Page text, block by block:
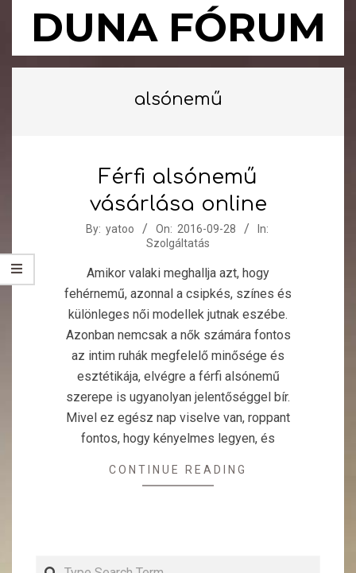
DUNA FÓRUM
Primary
alsónemű
Férfi alsónemű
vásárlása online
2016-By: yatoo On: 2016-09-28
In:
Szolgáltatás
Amikor valaki meghallja azt, hogy
fehérnemű, azonnal a csipkés, színes és
különleges női modellek jutnak eszébe.
Azonban nemcsak a nők számára fontos
az intim ruhák megfelelő minősége és
esztétikája, elvégre a férfi alsónemű
szerepe is ugyanolyan jelentőséggel bír.
Mivel ez egész nap viselve van, roppant
fontos, hogy kényelmes legyen, és
CONTINUE READING
Search